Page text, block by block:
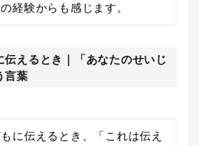
経験からも感じます。
伝えるとき｜「あなたのせいじ
言葉
に伝えるとき、「これは伝え